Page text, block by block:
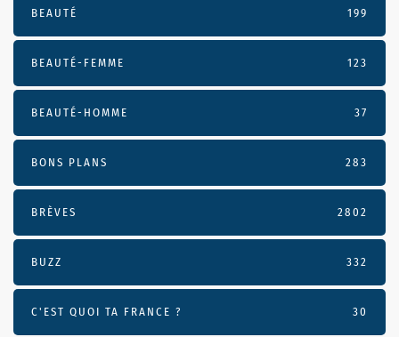
BEAUTÉ 199
BEAUTÉ-FEMME 123
BEAUTÉ-HOMME 37
BONS PLANS 283
BRÈVES 2802
BUZZ 332
C'EST QUOI TA FRANCE ? 30